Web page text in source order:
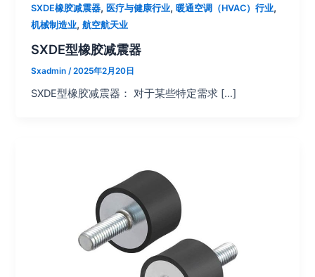
SXDE橡胶减震器,医疗与健康行业,暖通空调（HVAC）行业,
机械制造业,航空航天业
SXDE型橡胶减震器
Sxadmin /2025年2月20日
SXDE型橡胶减震器： 对于某些特定需求 […]